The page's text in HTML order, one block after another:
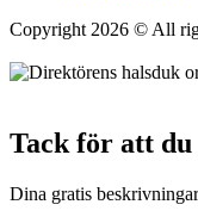
Copyright 2026 © All
Tack för att du
Dina gratis